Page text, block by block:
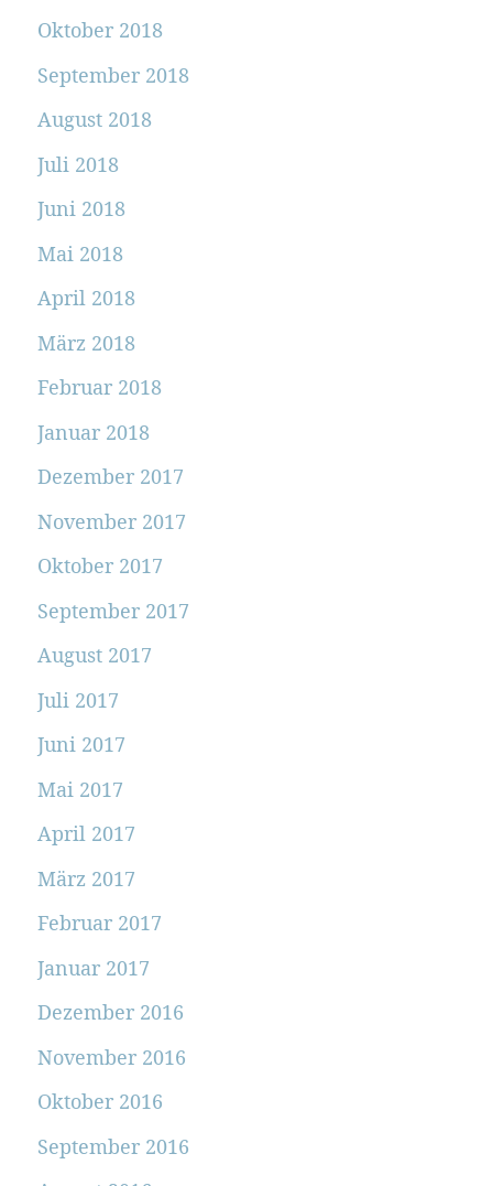
Oktober 2018
September 2018
August 2018
Juli 2018
Juni 2018
Mai 2018
April 2018
März 2018
Februar 2018
Januar 2018
Dezember 2017
November 2017
Oktober 2017
September 2017
August 2017
Juli 2017
Juni 2017
Mai 2017
April 2017
März 2017
Februar 2017
Januar 2017
Dezember 2016
November 2016
Oktober 2016
September 2016